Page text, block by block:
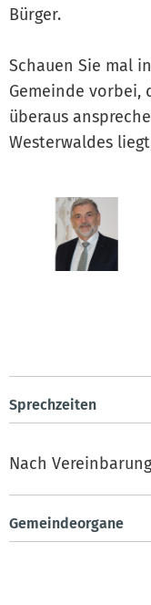
Bürger.
Schauen Sie mal
Gemeinde
überaus
Westerwaldes
Sprechzeiten
Nach Vereinbarung
Gemeindeorgane